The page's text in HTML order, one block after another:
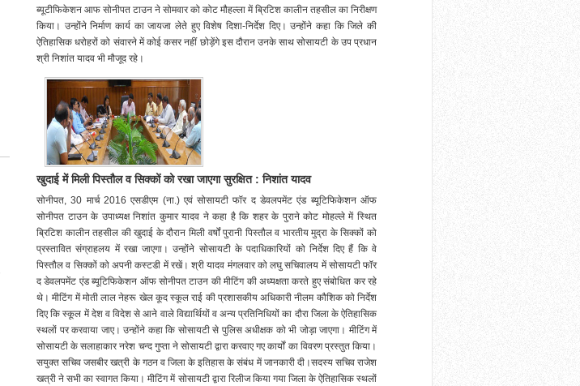
ब्यूटीफिकेशन आफ सोनीपत टाउन ने सोमवार को कोट मौहल्ला में ब्रिटिश कालीन तहसील का निरीक्षण
किया। उन्होंने निर्माण कार्य का जायजा लेते हुए विशेष दिशा-निर्देश दिए। उन्होंने कहा कि जिले की
ऐतिहासिक धरोहरों को संवारने में कोई कसर नहीं छोड़ेंगे इस दौरान उनके साथ सोसायटी के उप प्रधान
श्री निशांत यादव भी मौजूद रहे।
खुदाई में मिली पिस्तौल व सिक्कों को रखा जाएगा सुरक्षित : निशांत यादव
सोनीपत, 30 मार्च 2016 एसडीएम (ना.) एवं सोसायटी फॉर द डेवलपमेंट एंड ब्यूटिफिकेशन ऑफ
सोनीपत टाउन के उपाध्यक्ष निशांत कुमार यादव ने कहा है कि शहर के पुराने कोट मोहल्ले में स्थित
ब्रिटिश कालीन तहसील की खुदाई के दौरान मिली वर्षों पुरानी पिस्तौल व भारतीय मुद्रा के सिक्कों को
प्रस्तावित संग्राहलय में रखा जाएगा। उन्होंने सोसायटी के पदाधिकारियों को निर्देश दिए हैं कि वे
पिस्तौल व सिक्कों को अपनी कस्टडी में रखें। श्री यादव मंगलवार को लघु सचिवालय में सोसायटी फॉर
द डेवलपमेंट एंड ब्यूटिफिकेशन ऑफ सोनीपत टाउन की मीटिंग की अध्यक्षता करते हुए संबोधित कर रहे
थे। मीटिंग में मोती लाल नेहरू खेल कूद स्कूल राई की प्रशासकीय अधिकारी नीलम कौशिक को निर्देश
दिए कि स्कूल में देश व विदेश से आने वाले विद्यार्थियों व अन्य प्रतिनिधियों का दौरा जिला के ऐतिहासिक
स्थलों पर करवाया जाए। उन्होंने कहा कि सोसायटी से पुलिस अधीक्षक को भी जोड़ा जाएगा। मीटिंग में
सोसायटी के सलाहाकार नरेश चन्द गुप्ता ने सोसायटी द्वारा करवाए गए कार्यों का विवरण प्रस्तुत किया।
सयुक्त सचिव जसबीर खत्री के गठन व जिला के इतिहास के संबंध में जानकारी दी।सदस्य सचिव राजेश
खत्री ने सभी का स्वागत किया। मीटिंग में सोसायटी द्वारा रिलीज किया गया जिला के ऐतिहासिक स्थलों